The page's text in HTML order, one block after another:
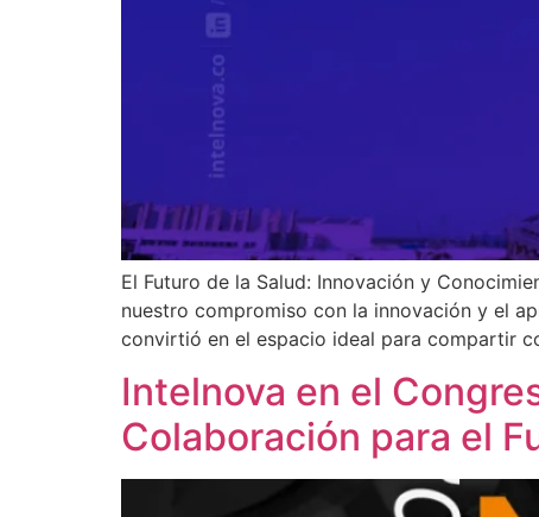
El Futuro de la Salud: Innovación y
nuestro compromiso con la innovación y el
convirtió en el espacio ideal para compartir
Intelnova en el
Colaboración para el